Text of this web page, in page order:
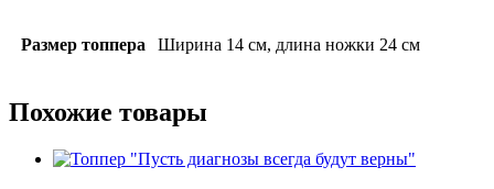
Размер топпера Ширина 14 см, длина ножки 24 см
Похожие товары